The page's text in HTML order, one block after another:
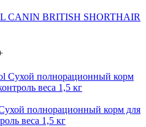
CANIN BRITISH SHORTHAIR
полнорационный корм для
веса 1,5 кг